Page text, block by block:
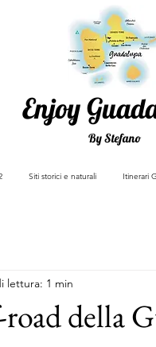
Enjoy
By Stefano
Siti storici e naturali Itinerari
della
lettura: 1 min